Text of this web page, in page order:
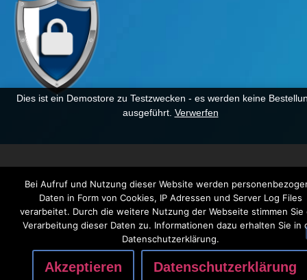
Dies ist ein Demostore zu Testzwecken - es werden keine
ausgeführt. Verwerfen
Bei Aufruf und Nutzung dieser Website werden
Daten in Form von Cookies, IP Adressen und Server Log Files
verarbeitet. Durch die weitere Nutzung der Webseite stimmen Sie
Verarbeitung dieser Daten zu. Informationen dazu erhalten Sie in
Datenschutzerklärung.
Akzeptieren Datenschutzerklärung